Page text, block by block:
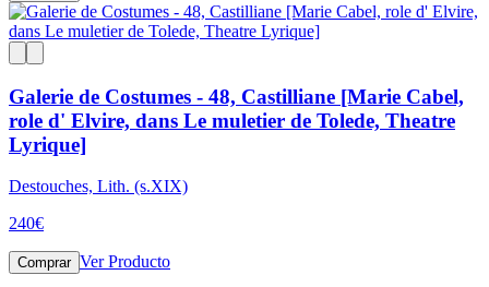
Galerie de Costumes - 48, Castilliane [Marie Cabel,
role d' Elvire, dans Le muletier de Tolede, Theatre
Lyrique]
Destouches, Lith. (s.XIX)
240€
Comprar Ver Producto